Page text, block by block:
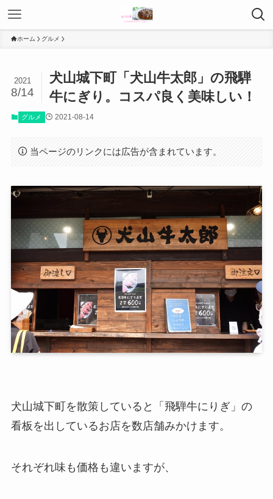
ホーム グルメ
犬山城下町「犬山牛太郎」の飛騨
牛にぎり。コスパ良く美味しい！
2021
8/14
グルメ 2021-08-14
当ページのリンクには広告が含まれています。
犬山城下町を散策していると「飛騨牛にりぎ」の
看板を出しているお店を数店舗みかけます。
それぞれ味も価格も違いますが、